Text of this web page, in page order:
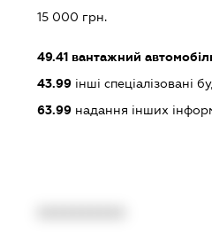
15 000 грн.
49.41вантажний
43.99інші спеціалізовані
63.99надання інших